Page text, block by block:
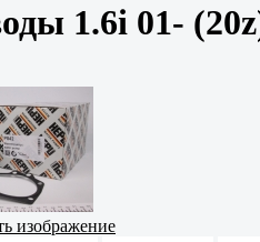
1.6i 01-
изображение